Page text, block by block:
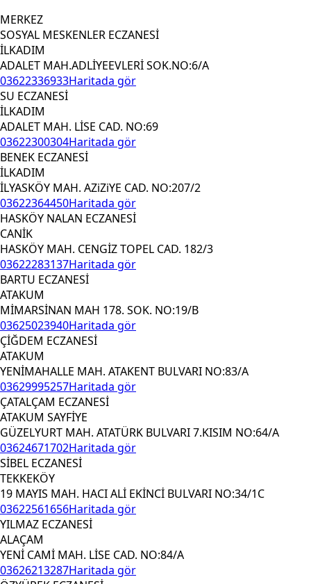
MERKEZ
SOSYAL MESKENLER ECZANESİ
İLKADIM
ADALET MAH.ADLİYEEVLERİ SOK.NO:6/A
03622336933Haritada gör
SU ECZANESİ
İLKADIM
ADALET MAH. LİSE CAD. NO:69
03622300304Haritada gör
BENEK ECZANESİ
İLKADIM
İLYASKÖY MAH. AZiZiYE CAD. NO:207/2
03622364450Haritada gör
HASKÖY NALAN ECZANESİ
CANİK
HASKÖY MAH. CENGİZ TOPEL CAD. 182/3
03622283137Haritada gör
BARTU ECZANESİ
ATAKUM
MİMARSİNAN MAH 178. SOK. NO:19/B
03625023940Haritada gör
ÇİĞDEM ECZANESİ
ATAKUM
YENİMAHALLE MAH. ATAKENT BULVARI NO:83/A
03629995257Haritada gör
ÇATALÇAM ECZANESİ
ATAKUM SAYFİYE
GÜZELYURT MAH. ATATÜRK BULVARI 7.KISIM NO:64/A
03624671702Haritada gör
SİBEL ECZANESİ
TEKKEKÖY
19 MAYIS MAH. HACI ALİ EKİNCİ BULVARI NO:34/1C
03622561656Haritada gör
YILMAZ ECZANESİ
ALAÇAM
YENİ CAMİ MAH. LİSE CAD. NO:84/A
03626213287Haritada gör